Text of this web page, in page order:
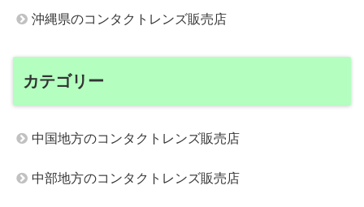
沖縄県のコンタクトレンズ販売店
カテゴリー
中国地方のコンタクトレンズ販売店
中部地方のコンタクトレンズ販売店